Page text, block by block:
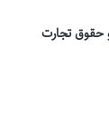
حقوق تجارت